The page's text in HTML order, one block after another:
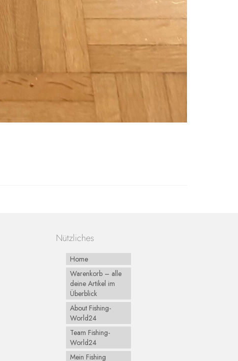
Nützliches
Home
Warenkorb – alle
deine Artikel im
Überblick
About Fishing-
World24
Team Fishing-
World24
Mein Fishing